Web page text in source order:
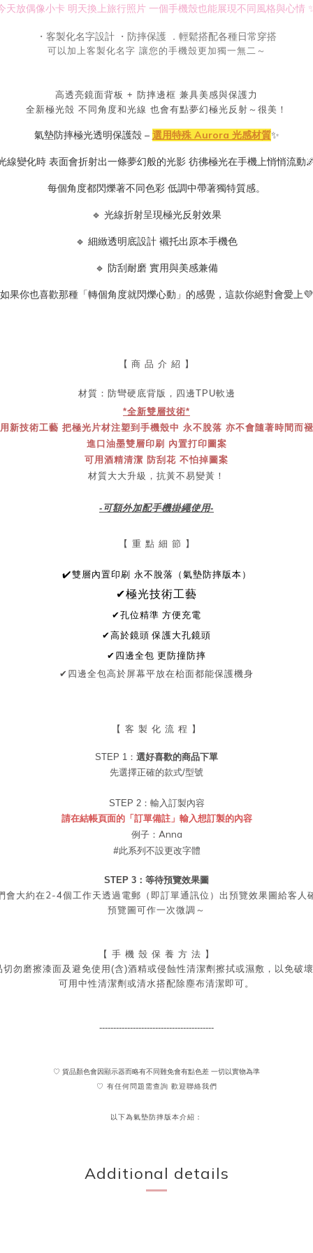
天放偶像小卡 明天換上旅行照片 一個手機殼也能展現不同風格與心情
・客製化名字設計 ・防摔保護 ．輕鬆搭配各種日常穿搭
可以加上客製化名字 讓您的手機殼更加獨一無二～
高透亮鏡面背板 + 防摔邊框 兼具美感與保護力
全新極光殻 不同角度和光線 也會有點夢幻極光反射～很美！
氣墊防摔極光透明保護殻 – 選用特殊 Aurora 光感材質✨
線變化時 表面會折射出一條夢幻般的光影 彷彿極光在手機上悄悄流動
每個角度都閃爍著不同色彩 低調中帶著獨特質感。
🔹 光線折射呈現極光反射效果
🔹 細緻透明底設計 襯托出原本手機色
🔹 防刮耐磨 實用與美感兼備
如果你也喜歡那種「轉個角度就閃爍心動」的感覺，這款你絕對會愛上💜
【 商 品 介 紹 】
材質：防彎硬底背版，四邊TPU軟邊
*全新雙層技術*
新技術工藝 把極光片材注塑到手機殼中 永不脫落 亦不會隨著時間而
進口油墨雙層印刷 內置打印圖案
可用酒精清潔 防刮花 不怕掉圖案
材質大大升級，抗黃不易變黃！
-可額外加配手機掛繩使用-
【 重 點 細 節 】
✔️雙層內置印刷 永不脫落（氣墊防摔版本）
✔極光技術工藝
✔孔位精準 方便充電
✔高於鏡頭 保護大孔鏡頭
✔四邊全包 更防撞防摔
✔ 四邊全包高於屏幕平放在枱面都能保護機身
【 客 製 化 流 程 】
STEP 1： 選好喜歡的商品下單
先選擇正確的款式/型號
STEP 2： 輸入訂製內容
請在結帳頁面的「訂單備註」輸入想訂製的內容
例子：Anna
#此系列不設更改字體
STEP 3：等待預覽效果圖
會大約在2-4個工作天透過電郵（即訂單通訊位）出預覽效果圖給客人
預覽圖可作一次微調～
【 手 機 殼 保 養 方 法 】
勿磨擦漆面及 避免使用(含)酒精或侵蝕性清潔劑擦拭或濕敷，以免破
可用中性清潔劑或清水搭配除塵布清潔即可。
-----------------------------------------
♡ 貨品顏色會因顯示器而略有不同難免會有點色差 一切以實物為準
♡ 有任何問題需查詢 歡迎聯絡我們
以下為氣墊防摔版本介紹：
Additional details